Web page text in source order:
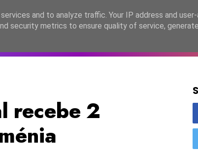
EASC2026 PORTUGAL LANÇAMENTOS
recebe 2
and to analyze traffic. Your IP address and
security metrics to ensure quality of service,